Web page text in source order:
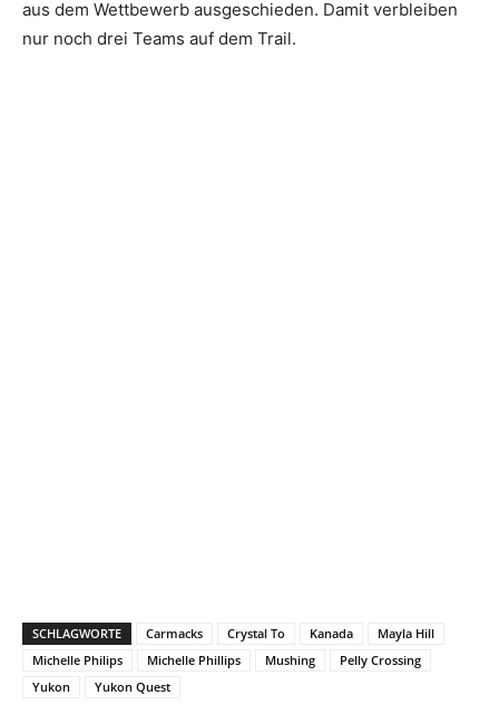
aus dem Wettbewerb ausgeschieden. Damit verbleiben
nur noch drei Teams auf dem Trail.
SCHLAGWORTE Carmacks Crystal To Kanada
Mayla Hill
Michelle Philips
Michelle Phillips Mushing
Pelly Crossing
Yukon
Yukon Quest